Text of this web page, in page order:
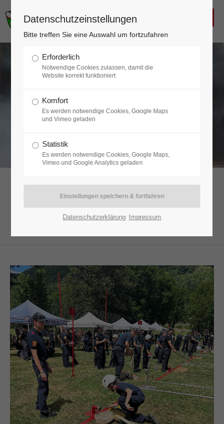
Login
Benutzername
Passwort
Anmelden
Lorem ipsum dolor sit amet:
24h/ 365days
We offer support for our customers
Mon - Fri 8:00am - 5:00pm(GMT +1)
Get in touch
Cybersteel Inc.
376-293 City Road, Suite 600
San Francisco, CA 94102
Datenschutzeinstellungen
Bitte treffen Sie eine Auswahl um fortzufahren
Erforderlich
Notwendige Cookies zulassen, damit die
Website korrekt funktioniert
Komfort
Es werden notwendige Cookies, Google Maps
und Vimeo geladen
Statistik
Es werden notwendige Cookies, Google Maps,
Vimeo und Google Analytics geladen
Datenschutzerklärung Impressum
FREIWILLIGE FEUERWEHR
KALTENLEUTGEBEN